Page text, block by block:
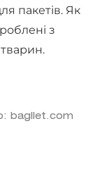
пакетів. Як
з
bagllet.com